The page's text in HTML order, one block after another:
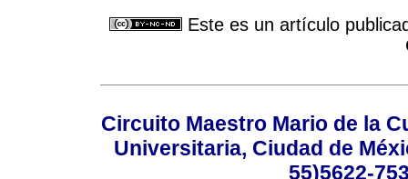
Este es un artículo
Circuito Maestro Mario de la
Universitaria, Ciudad de
55)5622-